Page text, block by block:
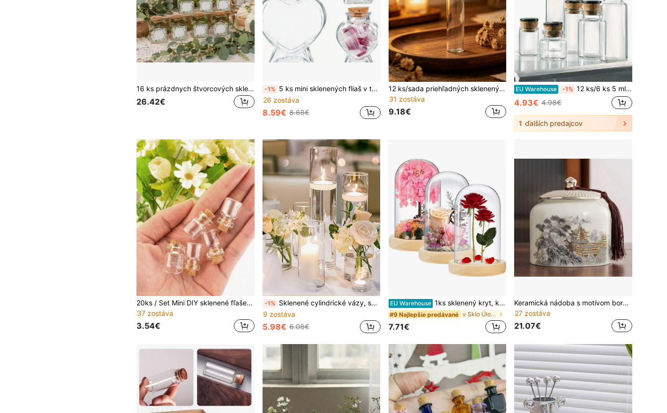
16 ks prázdnych štvorcových sklenených pohárov, darčekové nádoby na párty, potreby na ručnú tvorbu, s prírodnými korkovými viečkami, zelenými stuhami a rastlinovými nálepkami, vhodné na svadobné darčeky, DIY výrobu sviečok a párty občerstvenie
26.42€
-1% 5 ks mini sklenených fliaš v tvare srdca s mäkkými korkovými zátkami, priehľadné fľaše na priania, kreatívne fľaše s hviezdičkami, driftové fľaše, dúhové fľaše pre domácich majstrov, vhodné na domáce, svadbové, párty dekorácie
26 zostáva
8.59€ 8.68€
12 ks/sada priehľadných sklenených skúmaviek s gumenými zátkami | Prázdne sklenené fľaše, poháre, malé ampulky na umelecké remeslá, DIY svadobné darčeky | 15 ml/20 ml/25 ml/30 ml/40 ml/50 ml/55 ml/60 ml, priemer 3 cm
31 zostáva
9.18€
EU Warehouse -1% 12 ks/6 ks 5 ml/10 ml/15 ml/20 ml/30 ml/50 ml malé sklenené fľaštičky, drobné sklenené ampulky, poháre s korkovými zátkami, fľaštičky s odkazmi, fľaštičky s prianiami na svadobné darčeky, darčeky na oslavu bábätka, umelecké remeslá, úložné priestory, výroba šperkov, miniatúrne umenie
4.93€ 4.98€
1 ďalších predajcov
20ks / Set Mini DIY sklenené fľaše s jemnými korkovými zátkami, roztomilé fľaše
37 zostáva
3.54€
-1% Sklenené cylindrické vázy, svietniky na piliérové alebo plávajúce sviečky, vhodné ako stolové kvetinové aranžmány a dekorácie na stôl na svadby, Vianoce a Halloween párty
9 zostáva
5.98€ 6.08€
EU Warehouse 1ks sklenený kryt, konzervovaný kvet, displej pre bábiky, sklenená kupola s mäkkým dreveným dnom, kupola z džbánu Mason, váza, priehľadná kupolovitá vitrína v tvare pohára, na remeslá, rastliny, svetlá, sukulenty, trofeje, vreckové hodinky, dekorácia na stôl, vianočný darček na večierok alebo domácu oslavu
#9 Najlepšie predávané v Sklo Úložné boxy, fľaše a poháre
7.71€
Keramická nádoba s motívom borovice, bytová dekorácia na stôl, do skrinky, na poličku, dekoratívna úložná nádoba
27 zostáva
21.07€